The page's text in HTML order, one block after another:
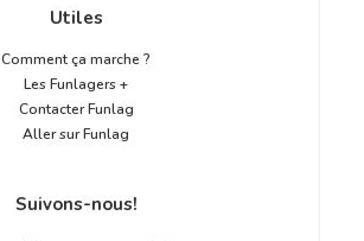
Utiles
Comment ça marche ?
Les Funlagers +
Contacter Funlag
Aller sur Funlag
Suivons-nous!